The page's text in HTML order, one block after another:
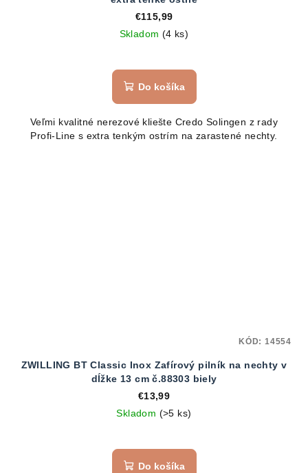
€115,99
Skladom (4 ks)
Do košíka
Veľmi kvalitné nerezové kliešte Credo Solingen z rady
Profi-Line s extra tenkým ostrím na zarastené nechty.
ZWILLING BT Classic Inox Zafírový pilník na nechty v
dĺžke 13 cm č.88303 biely
€13,99
Skladom (>5 ks)
Do košíka
KÓD: 14554